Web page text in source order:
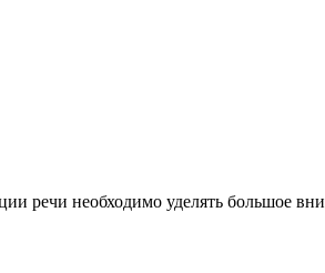
речи необходимо уделять большое